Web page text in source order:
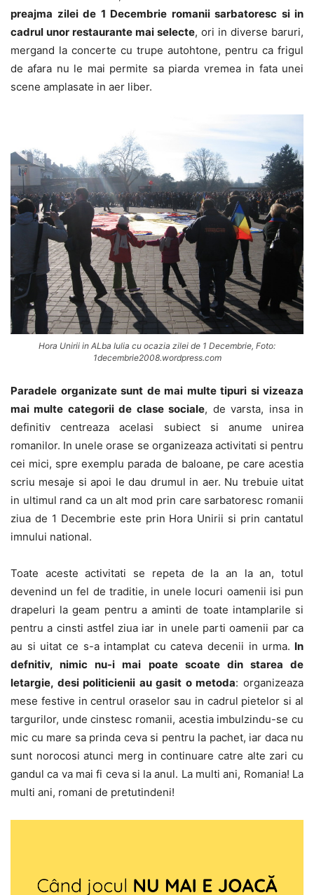
preajma zilei de 1 Decembrie romanii sarbatoresc si in
cadrul unor restaurante mai selecte, ori in diverse baruri,
mergand la concerte cu trupe autohtone, pentru ca frigul
de afara nu le mai permite sa piarda vremea in fata unei
scene amplasate in aer liber.
Hora Unirii in ALba Iulia cu ocazia zilei de 1 Decembrie, Foto:
1decembrie2008.wordpress.com
Paradele organizate sunt de mai multe tipuri si vizeaza
mai multe categorii de clase sociale, de varsta, insa in
definitiv centreaza acelasi subiect si anume unirea
romanilor. In unele orase se organizeaza activitati si pentru
cei mici, spre exemplu parada de baloane, pe care acestia
scriu mesaje si apoi le dau drumul in aer. Nu trebuie uitat
in ultimul rand ca un alt mod prin care sarbatoresc romanii
ziua de 1 Decembrie este prin Hora Unirii si prin cantatul
imnului national.
Toate aceste activitati se repeta de la an la an, totul
devenind un fel de traditie, in unele locuri oamenii isi pun
drapeluri la geam pentru a aminti de toate intamplarile si
pentru a cinsti astfel ziua iar in unele parti oamenii par ca
au si uitat ce s-a intamplat cu cateva decenii in urma. In
defnitiv, nimic nu-i mai poate scoate din starea de
letargie, desi politicienii au gasit o metoda: organizeaza
mese festive in centrul oraselor sau in cadrul pietelor si al
targurilor, unde cinstesc romanii, acestia imbulzindu-se cu
mic cu mare sa prinda ceva si pentru la pachet, iar daca nu
sunt norocosi atunci merg in continuare catre alte zari cu
gandul ca va mai fi ceva si la anul. La multi ani, Romania! La
multi ani, romani de pretutindeni!